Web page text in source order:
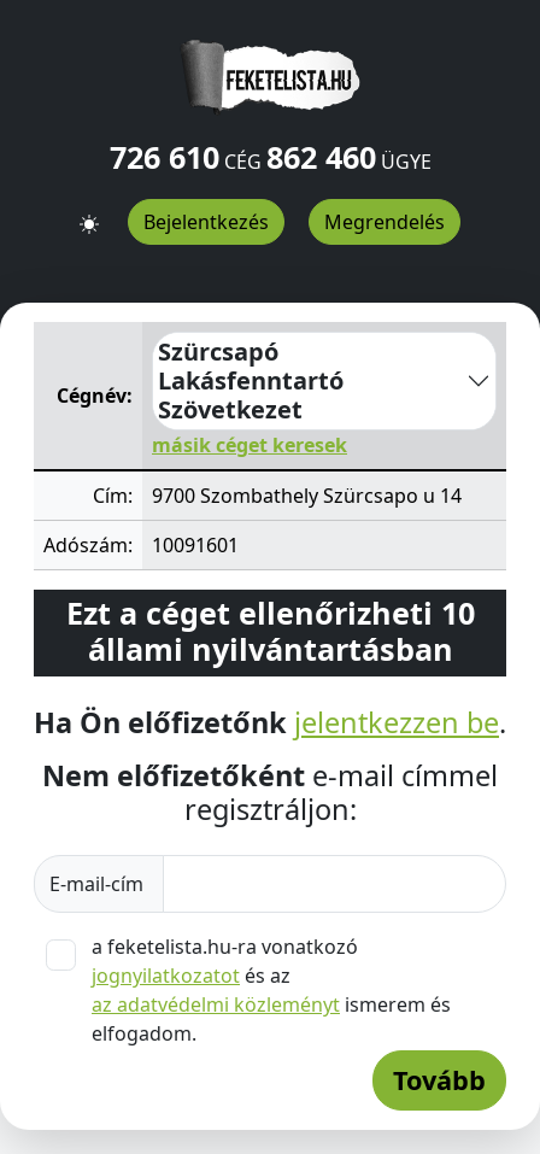
726 610CÉG 862 460ÜGYE
Bejelentkezés Megrendelés
Szürcsapó Lakásfenntartó SzövetkezetSzürcsapo u 14
Cégnév:
Szürcsapó
Lakásfenntartó
Szövetkezet
másik céget keresek
Cím:
9700 Szombathely Szürcsapo u 14
Adószám:
10091601
Ezt a céget ellenőrizheti 10
állami nyilvántartásban
Ha Ön előfizetőnk jelentkezzen be.
Nem előfizetőként e-mail címmel
regisztráljon:
E-mail-cím
a feketelista.hu-ra vonatkozó
jognyilatkozatot és az
az adatvédelmi közleményt ismerem és
elfogadom.
Tovább